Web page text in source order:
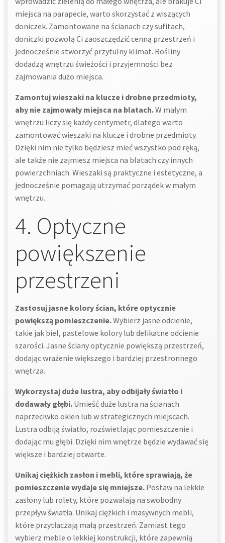
miejsca na parapecie, warto skorzystać z wiszących
doniczek. Zamontowane na ścianach czy sufitach,
doniczki pozwolą Ci zaoszczędzić cenną przestrzeń i
jednocześnie stworzyć przytulny klimat. Rośliny
dodadzą wnętrzu świeżości i przyjemności bez
zajmowania dużo miejsca.
Zamontuj wieszaki na klucze i drobne przedmioty,
aby nie zajmowały miejsca na blatach.W małym
wnętrzu liczy się każdy centymetr, dlatego warto
zamontować wieszaki na klucze i drobne przedmioty.
Dzięki nim nie tylko będziesz mieć wszystko pod ręką,
ale także nie zajmiesz miejsca na blatach czy innych
powierzchniach. Wieszaki są praktyczne i estetyczne, a
jednocześnie pomagają utrzymać porządek w małym
wnętrzu.
4. Optyczne
powiększenie
przestrzeni
Zastosuj jasne kolory ścian, które optycznie
powiększą pomieszczenie.Wybierz jasne odcienie,
takie jak biel, pastelowe kolory lub delikatne odcienie
szarości. Jasne ściany optycznie powiększą przestrzeń,
dodając wrażenie większego i bardziej przestronnego
wnętrza.
Wykorzystaj duże lustra, aby odbijały światło i
dodawały głębi. Umieść duże lustra na ścianach
naprzeciwko okien lub w strategicznych miejscach.
Lustra odbiją światło, rozświetlając pomieszczenie i
dodając mu głębi. Dzięki nim wnętrze będzie wydawać się
większe i bardziej otwarte.
Unikaj ciężkich zasłon i mebli, które sprawiają, że
pomieszczenie wydaje się mniejsze. Postaw na lekkie
zasłony lub rolety, które pozwalają na swobodny
przepływ światła. Unikaj ciężkich i masywnych mebli,
które przytłaczają małą przestrzeń. Zamiast tego
wybierz meble o lekkiej konstrukcji, które zapewnią